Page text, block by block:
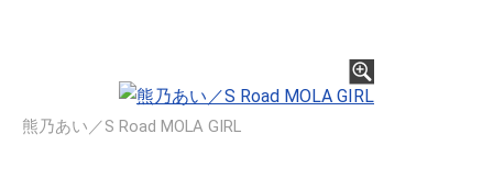
熊乃あい／S Road MOLA GIRL